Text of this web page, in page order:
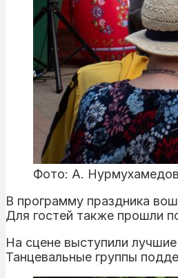
Фото: А.
В программу праздника
Для гостей также прошли
На сцене выступили
Танцевальные группы